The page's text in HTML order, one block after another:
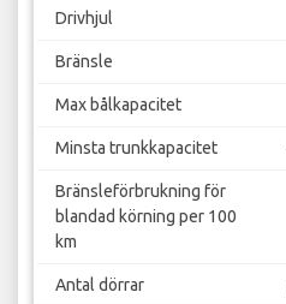
Drivhjul
Bränsle
Max bålkapacitet
Minsta trunkkapacitet
Bränsleförbrukning för
blandad körning per 100
km
Antal dörrar